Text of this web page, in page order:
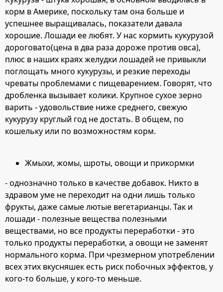
корм в Америке, поскольку там она больше и
успешнее выращивалась, показатели давала
хорошие. Лошади ее любят. У нас кормить кукурузой
дороговато(цена в два раза дороже против овса),
плюс в наших краях желудки лошадей не привыкли
поглощать много кукурузы, и резкие переходы
чреваты проблемами с пищеварением. Говорят, что
дробленка вызывает колики. Крупное сухое зерно
варить - удовольствие ниже среднего, свежую
кукурузу круглый год не достать. В общем, по
кошельку или по возможностям корм.
Жмыхи, жомы, шроты, овощи и прикормки
- однозначно только в качестве добавок. Никто в
здравом уме не переходит на одни лишь только
фрукты, даже самые лютые вегетарианцы. Так и
лошади - полезные вещества полезными
веществами, но все продукты переработки - это
только продукты переработки, а овощи не заменят
нормального корма. При чрезмерном употреблении
всех этих вкусняшек есть риск побочных эффектов, у
кого-то больше, у кого-то меньше.